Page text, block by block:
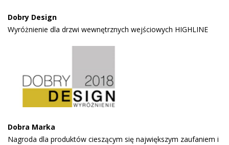
Dobry Design
Wyróżnienie dla drzwi wewnętrznych wejściowych HIGHLINE
Dobra Marka
Nagroda dla produktów cieszącym się największym zaufaniem i